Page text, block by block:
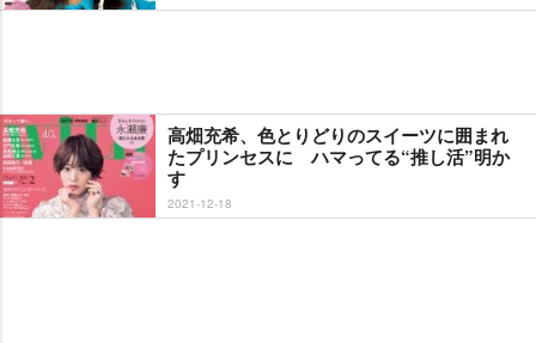
高畑充希、色とりどりのスイーツに囲まれ
たプリンセスに ハマってる“推し活”明か
す
2021-12-18